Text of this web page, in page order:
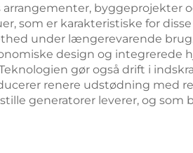
som er karakteristiske for
under længerevarende
design og integrerede
gør også drift i
renere udstødning med
generatorer leverer, og